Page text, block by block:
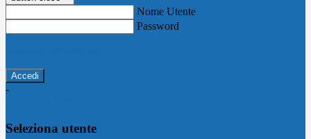
Nome Utente
Password
-
Seleziona utente